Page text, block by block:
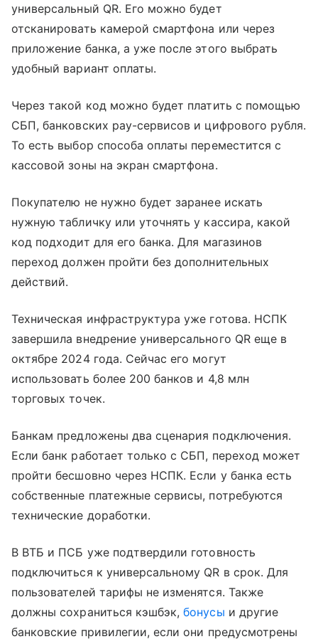
универсальный QR. Его можно будет
отсканировать камерой смартфона или через
приложение банка, а уже после этого выбрать
удобный вариант оплаты.
Через такой код можно будет платить с помощью
СБП, банковских pay-сервисов и цифрового рубля.
То есть выбор способа оплаты переместится с
кассовой зоны на экран смартфона.
Покупателю не нужно будет заранее искать
нужную табличку или уточнять у кассира, какой
код подходит для его банка. Для магазинов
переход должен пройти без дополнительных
действий.
Техническая инфраструктура уже готова. НСПК
завершила внедрение универсального QR еще в
октябре 2024 года. Сейчас его могут
использовать более 200 банков и 4,8 млн
торговых точек.
Банкам предложены два сценария подключения.
Если банк работает только с СБП, переход может
пройти бесшовно через НСПК. Если у банка есть
собственные платежные сервисы, потребуются
технические доработки.
В ВТБ и ПСБ уже подтвердили готовность
подключиться к универсальному QR в срок. Для
пользователей тарифы не изменятся. Также
должны сохраниться кэшбэк,бонусы и другие
банковские привилегии, если они предусмотрены